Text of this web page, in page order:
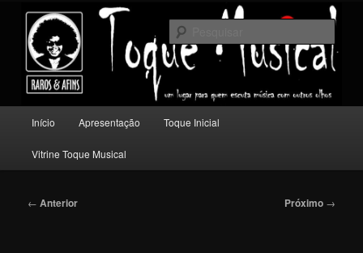
conteúdo
principalToque Musical
Um lugar para quem escuta música com outros olhos.
principal
Início Apresentação Toque Inicial
Vitrine Toque Musical
Navegação
← Anterior Próximo →